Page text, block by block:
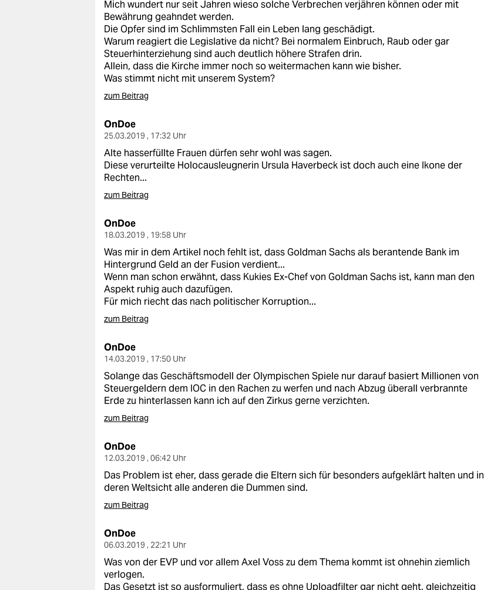
Mich wundert nur seit Jahren wieso solche Verbrechen verjähren können oder mit
Bewährung geahndet werden.
Die Opfer sind im Schlimmsten Fall ein Leben lang geschädigt.
Warum reagiert die Legislative da nicht? Bei normalem Einbruch, Raub oder gar
Steuerhinterziehung sind auch deutlich höhere Strafen drin.
Allein, dass die Kirche immer noch so weitermachen kann wie bisher.
Was stimmt nicht mit unserem System?
zum Beitrag
OnDoe
25.03.2019 , 17:32 Uhr
Alte hasserfüllte Frauen dürfen sehr wohl was sagen.
Diese verurteilte Holocausleugnerin Ursula Haverbeck ist doch auch eine Ikone der
Rechten...
zum Beitrag
OnDoe
18.03.2019 , 19:58 Uhr
Was mir in dem Artikel noch fehlt ist, dass Goldman Sachs als berantende Bank im
Hintergrund Geld an der Fusion verdient...
Wenn man schon erwähnt, dass Kukies Ex-Chef von Goldman Sachs ist, kann man den
Aspekt ruhig auch dazufügen.
Für mich riecht das nach politischer Korruption...
zum Beitrag
OnDoe
14.03.2019 , 17:50 Uhr
Solange das Geschäftsmodell der Olympischen Spiele nur darauf basiert Millionen von
Steuergeldern dem IOC in den Rachen zu werfen und nach Abzug überall verbrannte
Erde zu hinterlassen kann ich auf den Zirkus gerne verzichten.
zum Beitrag
OnDoe
12.03.2019 , 06:42 Uhr
Das Problem ist eher, dass gerade die Eltern sich für besonders aufgeklärt halten und in
deren Weltsicht alle anderen die Dummen sind.
zum Beitrag
OnDoe
06.03.2019 , 22:21 Uhr
Was von der EVP und vor allem Axel Voss zu dem Thema kommt ist ohnehin ziemlich
verlogen.
Das Gesetzt ist so ausformuliert, dass es ohne Uploadfilter gar nicht geht, gleichzeitig